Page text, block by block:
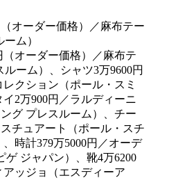
（オーダー価格）／麻布テ
ーム）、シャツ3万9600円
クション（ポール・スミ
2万900円／ラルディーニ
グ プレスルーム）、チー
チュアート（ポール・スチ
時計379万5000円／オーデ
ゲ ジャパン）、靴4万6200
ッジョ（エスディーア